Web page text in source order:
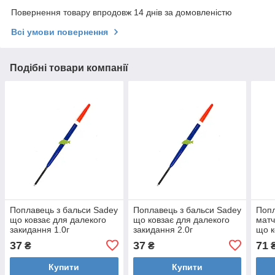
Повернення товару впродовж 14 днів за домовленістю
Всі умови повернення
Подібні товари компанії
Поплавець з бальси Sadey
що ковзає для далекого
закидання 1.0г
37 ₴
Купити
Поплавець з бальси Sadey
що ковзає для далекого
закидання 2.0г
37₴
Купити
що
71